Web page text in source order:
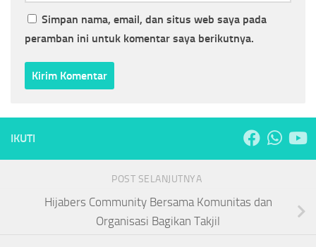
Simpan nama, email, dan situs web saya pada
peramban ini untuk komentar saya berikutnya.
IKUTI
POST SELANJUTNYA
Hijabers Community Bersama Komunitas dan
Organisasi Bagikan Takjil